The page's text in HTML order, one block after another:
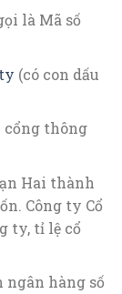
là Mã số
(có con dấu
cổng thông
Hai thành
Công ty Cổ
ty, tỉ lệ cổ
hàng số